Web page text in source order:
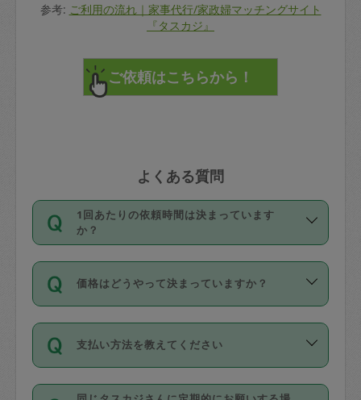
参考: ご利用の流れ｜家事代行/家政婦マッチングサイト
『タスカジ』
よくある質問
1回あたりの依頼時間は決まっています
か？
依頼1回につき3時間固定です。3時間を
超えて依頼したい場合は、延長機能をご
利用ください。機能をご利用いただくに
の上事前申請することが必要です。な
お、3時間を下回っても、値引き等はござ
いません。
価格はどうやって決まっていますか？
11種類の価格帯の中からタスカジさん自
身が価格を選んで設定しています。
タスカジさんの価格設定には最初は制限
があり、レビュー件数、レビューの平均
支払い方法を教えてください
お支払方法はクレジットカード（Visa／